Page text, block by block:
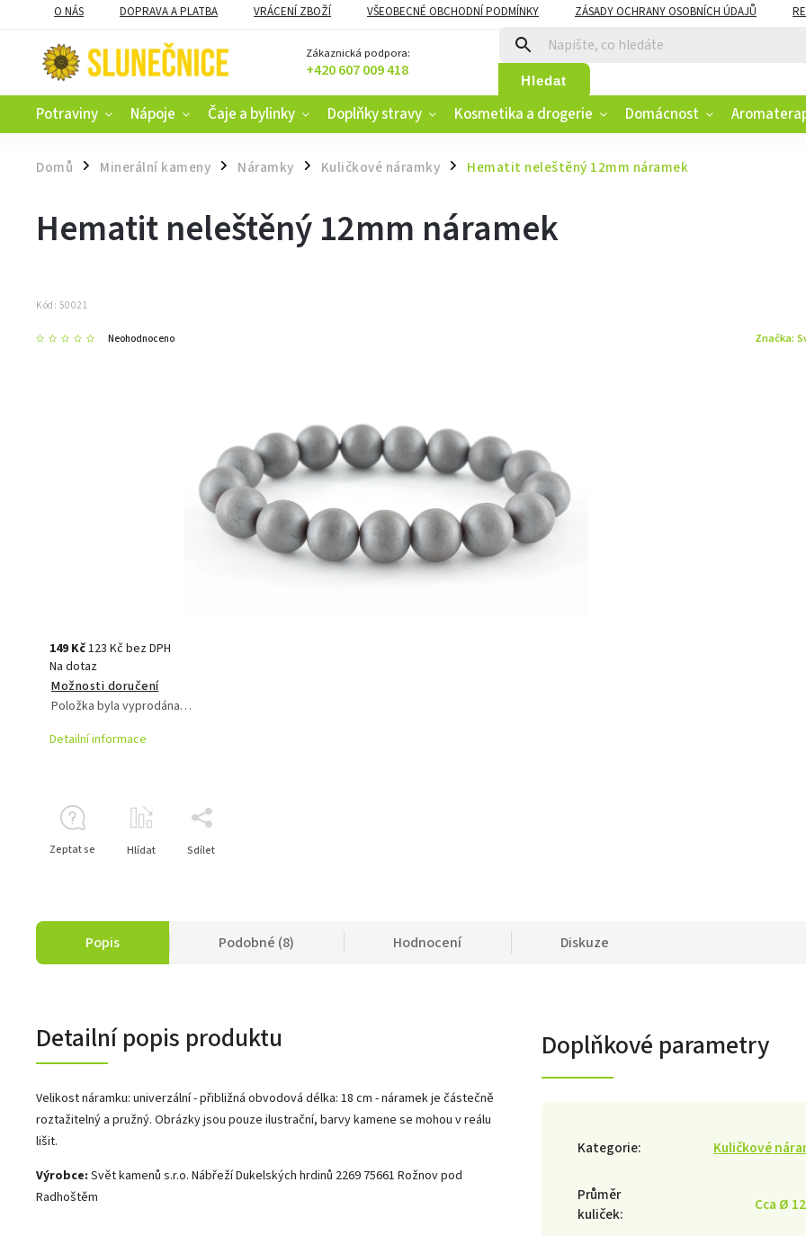
O NÁS DOPRAVA A PLATBA VRÁCENÍ ZBOŽÍ VŠEOBECNÉ OBCHODNÍ PODMÍNKY ZÁSADY OCHRANY OSOBNÍCH ÚDAJŮ
VĚRNOSTNÍ PROGRAM
Zákaznická podpora:
+420 607 009 418 Hledat
Potraviny Nápoje Čaje a bylinky Doplňky stravy Kosmetika a drogerie Domácnost
Domů / Minerální kameny / Náramky / Kuličkové náramky / Hematit neleštěný 12mm náramek
Hematit neleštěný 12mm náramek
Kód: 50021
Neohodnoceno Značka:
149 Kč123 Kč bez DPH
Na dotaz
Možnosti doručení
Položka byla vyprodána…
Detailní informace
Zeptat se Hlídat Sdílet
Popis Podobné (8) Hodnocení Diskuze
Detailní popis produktu
Velikost náramku: univerzální - přibližná obvodová délka: 18 cm - náramek je částečně
roztažitelný a pružný. Obrázky jsou pouze ilustrační, barvy kamene se mohou v reálu
lišit.
Výrobce: Svět kamenů s.r.o. Nábřeží Dukelských hrdinů 2269 75661 Rožnov pod
Radhoštěm
Doplňkové parametry
Kategorie: Kuličkové
Průměr
kuliček: Cca Ø